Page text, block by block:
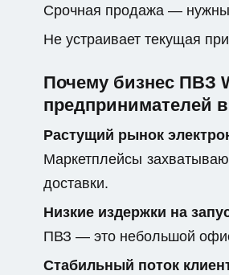
Срочная продажа — нужны
Не устраивает текущая
Почему бизнес ПВЗ
предпринимателей
Растущий рынок
Маркетплейсы
доставки.
Низкие издержки на
ПВЗ — это небольшой
Стабильный поток